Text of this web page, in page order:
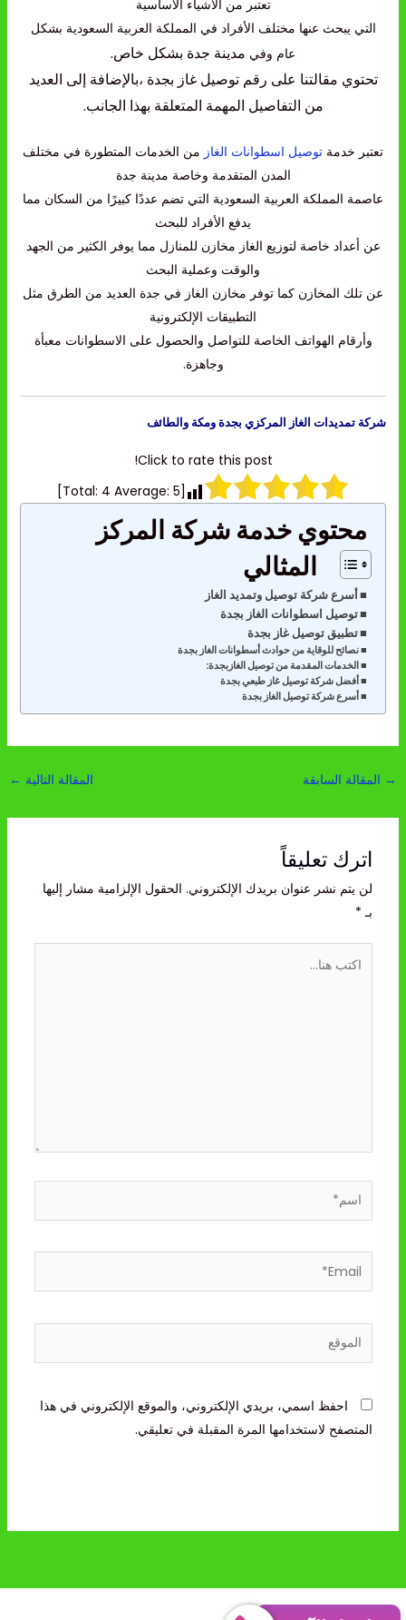
تعتبر من الأشياء الأساسية
التي يبحث عنها مختلف الأفراد في المملكة العربية السعودية بشكل
عام وفي مدينة جدة بشكل خاص.
تحتوي مقالتنا على رقم توصيل غاز بجدة ،بالإضافة إلى العديد
من التفاصيل المهمة المتعلقة بهذا الجانب.
تعتبر خدمة توصيل اسطوانات الغاز من الخدمات المتطورة في مختلف
المدن المتقدمة وخاصة مدينة جدة
عاصمة المملكة العربية السعودية التي تضم عددًا كبيرًا من السكان مما
يدفع الأفراد للبحث
عن أعداد خاصة لتوزيع الغاز مخازن للمنازل مما يوفر الكثير من الجهد
والوقت وعملية البحث
عن تلك المخازن كما توفر مخازن الغاز في جدة العديد من الطرق مثل
التطبيقات الإلكترونية
وأرقام الهواتف الخاصة للتواصل والحصول على الاسطوانات معبأة
وجاهزة.
شركة تمديدات الغاز المركزي بجدة ومكة والطائف
Click to rate this post!
[Total:
4 Average: 5
]
محتوي خدمة شركة المركز
المثالي
أسرع شركة توصيل وتمديد الغاز
توصيل اسطوانات الغاز بجدة
تطبيق توصيل غاز بجدة
نصائح للوقاية من حوادث أسطوانات الغاز بجدة
الخدمات المقدمة من توصيل الغازبجدة:
أفضل شركة توصيل غاز طبعي بجدة
أسرع شركة توصيل الغاز بجدة
→ المقالة السابقة المقالة التالية ←
اترك تعليقاً
لن يتم نشر عنوان بريدك الإلكتروني. الحقول الإلزامية مشار إليها
بـ *
اسم*
Email*
الموقع
احفظ اسمي، بريدي الإلكتروني، والموقع الإلكتروني في هذا
المتصفح لاستخدامها المرة المقبلة في تعليقي.